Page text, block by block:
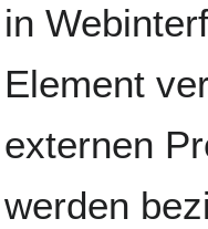
in
Element
externen
werden